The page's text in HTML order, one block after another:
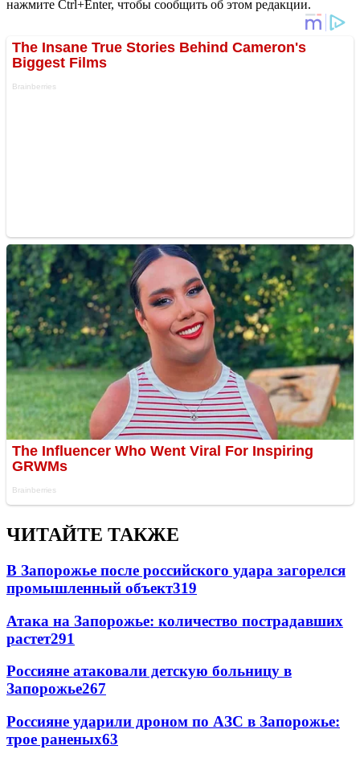
нажмите Ctrl+Enter, чтобы сообщить об этом редакции.
ЧИТАЙТЕ ТАКЖЕ
В Запорожье после российского удара загорелся
промышленный объект319
Атака на Запорожье: количество пострадавших
растет291
Россияне атаковали детскую больницу в
Запорожье267
Россияне ударили дроном по АЗС в Запорожье:
трое раненых63